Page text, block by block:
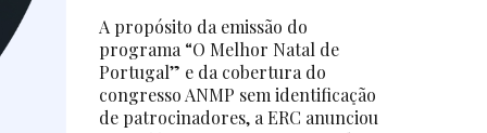
A propósito da emissão do
programa “O Melhor Natal de
Portugal” e da cobertura do
congresso ANMP sem identificação
de patrocinadores, a ERC anunciou